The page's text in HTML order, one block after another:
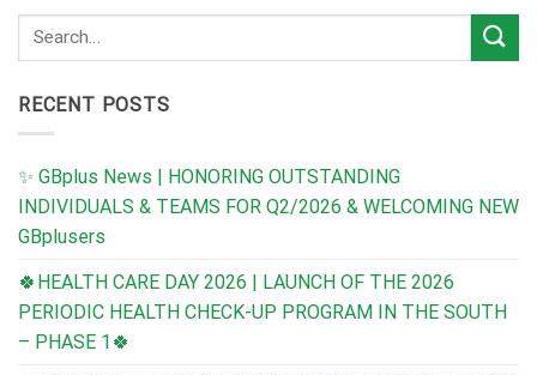
RECENT POSTS
✨ GBplus News | HONORING OUTSTANDING
INDIVIDUALS & TEAMS FOR Q2/2026 & WELCOMING NEW
GBplusers
🍀HEALTH CARE DAY 2026 | LAUNCH OF THE 2026
PERIODIC HEALTH CHECK-UP PROGRAM IN THE SOUTH
– PHASE 1🍀